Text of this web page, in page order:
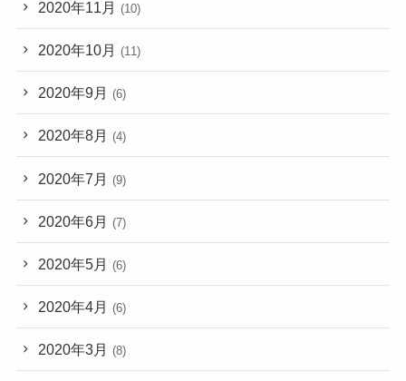
2020年11月 (10)
2020年10月 (11)
2020年9月 (6)
2020年8月 (4)
2020年7月 (9)
2020年6月 (7)
2020年5月 (6)
2020年4月 (6)
2020年3月 (8)